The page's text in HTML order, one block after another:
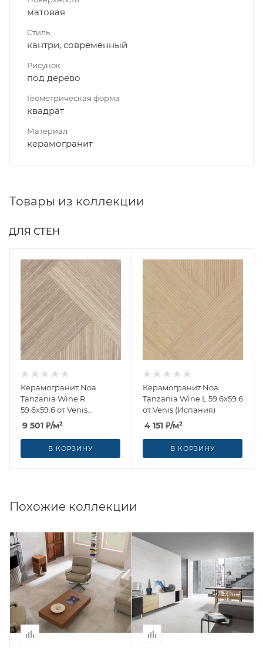
матовая
Стиль
кантри, современный
Рисунок
под дерево
Геометрическая форма
квадрат
Материал
керамогранит
Товары из коллекции
ДЛЯ СТЕН
Керамогранит Noa
Tanzania Wine R
59.6x59.6 от Venis
(Испания)
9 501 ₽/м²
В КОРЗИНУ
Керамогранит Noa
Tanzania Wine L 59.6x59.6
от Venis (Испания)
4 151 ₽/м²
В КОРЗИНУ
Похожие коллекции